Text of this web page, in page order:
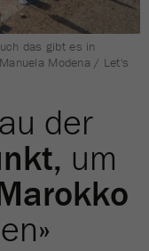
das gibt es in
Modena / Let's
der
um